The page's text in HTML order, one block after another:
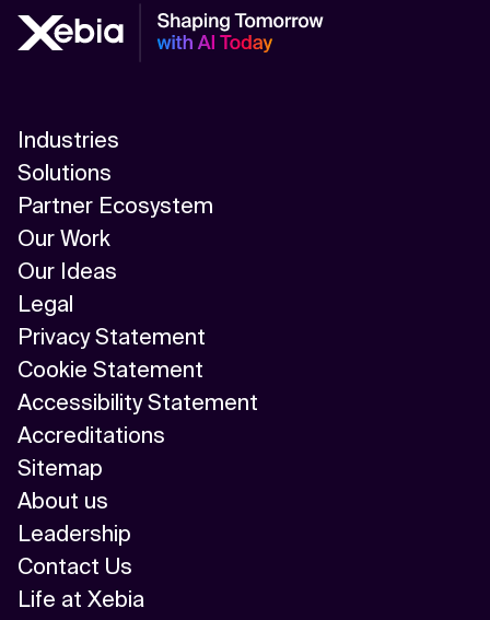
Industries
Solutions
Partner Ecosystem
Our Work
Our Ideas
Legal
Privacy Statement
Cookie Statement
Accessibility Statement
Accreditations
Sitemap
About us
Leadership
Contact Us
Life at Xebia